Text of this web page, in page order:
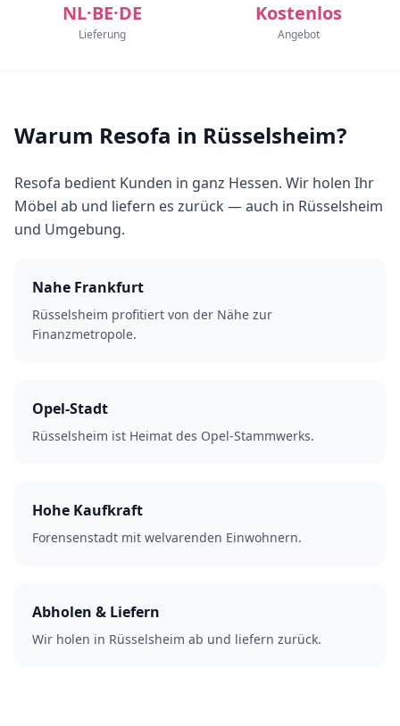
NL·BE·DE
Lieferung
Kostenlos
Angebot
Warum Resofa in Rüsselsheim?
Resofa bedient Kunden in ganz Hessen. Wir holen Ihr
Möbel ab und liefern es zurück — auch in Rüsselsheim
und Umgebung.
Nahe Frankfurt
Rüsselsheim profitiert von der Nähe zur
Finanzmetropole.
Opel-Stadt
Rüsselsheim ist Heimat des Opel-Stammwerks.
Hohe Kaufkraft
Forensenstadt mit welvarenden Einwohnern.
Abholen & Liefern
Wir holen in Rüsselsheim ab und liefern zurück.